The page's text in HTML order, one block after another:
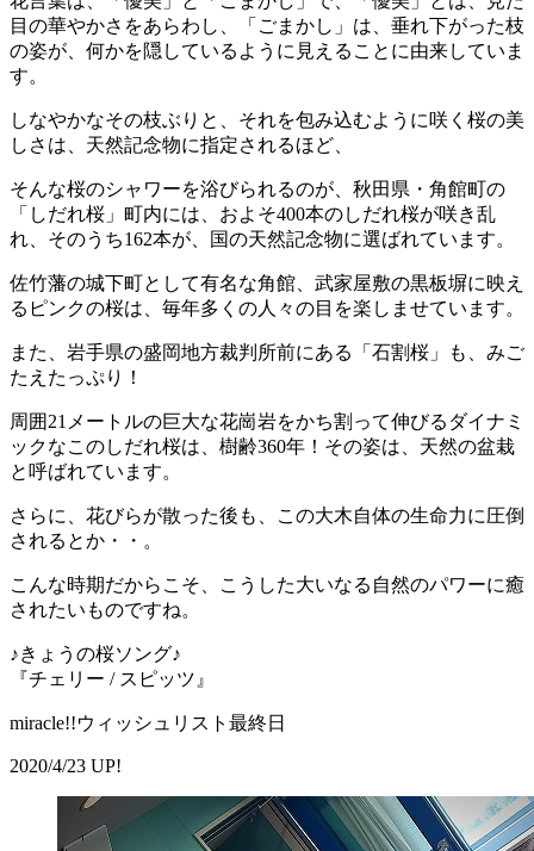
目の華やかさをあらわし、「ごまかし」は、垂れ下がった枝
の姿が、何かを隠しているように見えることに由来していま
す。
しなやかなその枝ぶりと、それを包み込むように咲く桜の美
しさは、天然記念物に指定されるほど、
そんな桜のシャワーを浴びられるのが、秋田県・角館町の
「しだれ桜」町内には、およそ400本のしだれ桜が咲き乱
れ、そのうち162本が、国の天然記念物に選ばれています。
佐竹藩の城下町として有名な角館、武家屋敷の黒板塀に映え
るピンクの桜は、毎年多くの人々の目を楽しませています。
また、岩手県の盛岡地方裁判所前にある「石割桜」も、みご
たえたっぷり！
周囲21メートルの巨大な花崗岩をかち割って伸びるダイナミ
ックなこのしだれ桜は、樹齢360年！その姿は、天然の盆栽
と呼ばれています。
さらに、花びらが散った後も、この大木自体の生命力に圧倒
されるとか・・。
こんな時期だからこそ、こうした大いなる自然のパワーに癒
されたいものですね。
♪きょうの桜ソング♪
『チェリー / スピッツ』
miracle!!ウィッシュリスト最終日
2020/4/23 UP!